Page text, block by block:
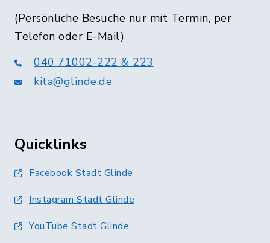
(Persönliche Besuche nur mit Termin, per
Telefon oder E-Mail)
040 71002-222 & 223
kita@glinde.de
Quicklinks
Facebook Stadt Glinde
Instagram Stadt Glinde
YouTube Stadt Glinde